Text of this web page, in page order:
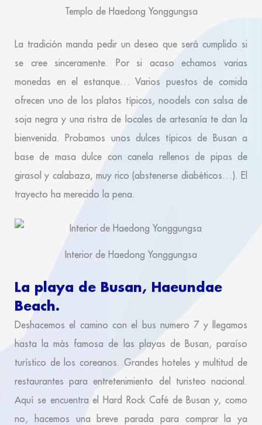
Templo de Haedong Yonggungsa
La tradición manda pedir un deseo que será cumplido si
se cree sinceramente. Por si acaso echamos varias
monedas en el estanque… Varios puestos de comida
ofrecen uno de los platos típicos, noodels con salsa de
soja negra y una ristra de locales de artesanía te dan la
bienvenida. Probamos unos dulces típicos de Busan a
base de masa dulce con canela rellenos de pipas de
girasol y calabaza, muy rico (abstenerse diabéticos…). El
trayecto ha merecido la pena.
Interior de Haedong Yonggungsa
La playa de Busan, Haeundae
Beach.
Deshacemos el camino con el bus numero 7 y llegamos
hasta la más famosa de las playas de Busan, paraíso
turístico de los coreanos. Grandes hoteles y multitud de
restaurantes para entretenimiento del turisteo nacional.
Aquí se encuentra el Hard Rock Café de Busan y, como
no, hacemos una breve parada para comprar la ya